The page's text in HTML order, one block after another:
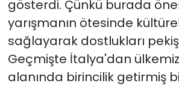
gösterdi. Çünkü burada
yarışmanın ötesinde
sağlayarak dostlukları
Geçmişte İtalya'dan
alanında birincilik getirmiş